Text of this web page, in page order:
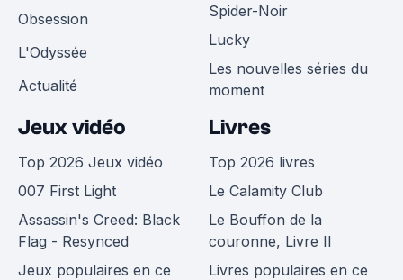
Obsession
L'Odyssée
Actualité
Spider-Noir
Lucky
Les nouvelles séries du
moment
Jeux vidéo
Top 2026 Jeux vidéo
007 First Light
Assassin's Creed: Black
Flag - Resynced
Jeux populaires en ce
Livres
Top 2026 livres
Le Calamity Club
Le Bouffon de la
couronne, Livre II
Livres populaires en ce